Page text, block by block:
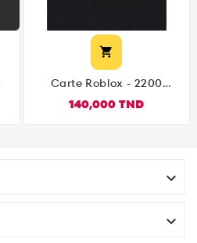

Carte Roblox - 2200
140,000 TND

